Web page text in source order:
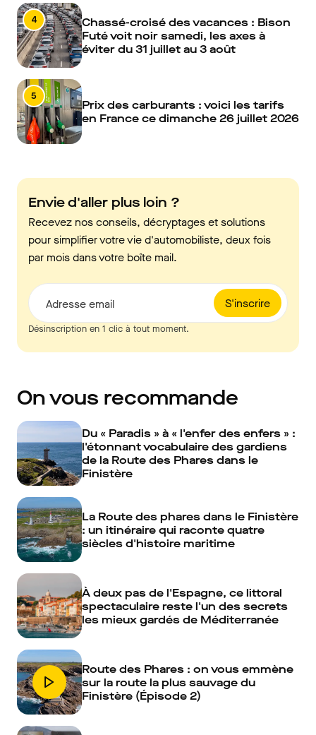
4
Chassé-croisé des vacances : Bison
Futé voit noir samedi, les axes à
éviter du 31 juillet au 3 août
5
Prix des carburants : voici les tarifs
en France ce dimanche 26 juillet 2026
Envie d'aller plus loin ?
Recevez nos conseils, décryptages et solutions
pour simplifier votre vie d'automobiliste, deux fois
par mois dans votre boîte mail.
S'inscrire
Adresse email
Désinscription en 1 clic à tout moment.
On vous recommande
Du « Paradis » à « l'enfer des enfers » :
l'étonnant vocabulaire des gardiens
de la Route des Phares dans le
Finistère
La Route des phares dans le Finistère
: un itinéraire qui raconte quatre
siècles d'histoire maritime
À deux pas de l'Espagne, ce littoral
spectaculaire reste l'un des secrets
les mieux gardés de Méditerranée
Route des Phares : on vous emmène
sur la route la plus sauvage du
Finistère (Épisode 2)